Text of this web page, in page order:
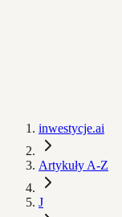
inwestycje.ai
Artykuły A-Z
J